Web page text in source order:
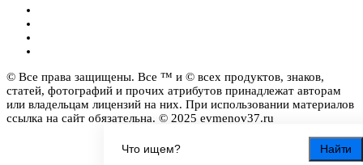
Найти
© Все права защищены. Все ™ и © всех продуктов, знаков,
статей, фотографий и прочих атрибутов принадлежат авторам
или владельцам лицензий на них. При использовании материалов
ссылка на сайт обязательна. © 2025 evmenov37.ru